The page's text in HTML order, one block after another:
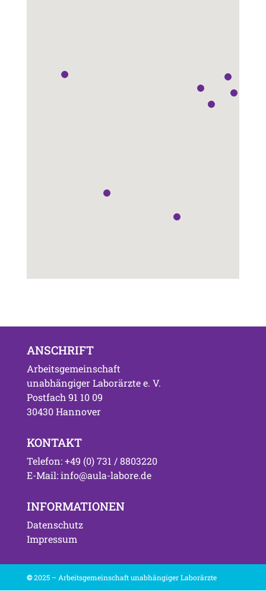
ANSCHRIFT
Arbeitsgemeinschaft
unabhängiger Laborärzte e. V.
Postfach 91 10 09
30430 Hannover
KONTAKT
Telefon: +49 (0) 731 / 8803220
E-Mail: info@aula-labore.de
INFORMATIONEN
Datenschutz
Impressum
©2025 – Arbeitsgemeinschaft unabhängiger Laborärzte